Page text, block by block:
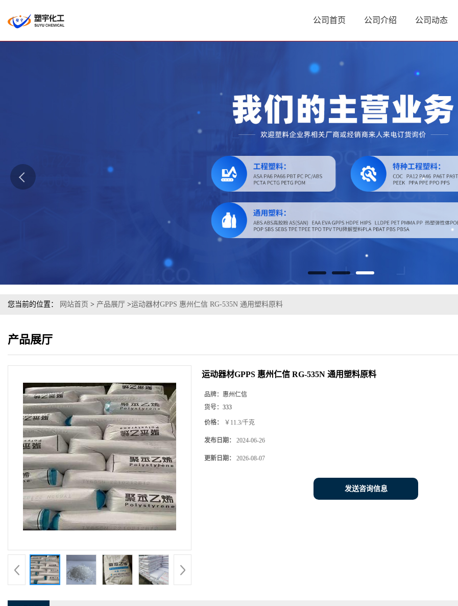
公司首页 公司介绍 公司动态
您当前的位置： 网站首页 > 产品展厅 >运动器材GPPS 惠州仁信 RG-535N 通用塑料原料
产品展厅
运动器材GPPS 惠州仁信 RG-535N 通用塑料原料
品牌： 惠州仁信
货号： 333
价格： ￥11.3/千克
发布日期： 2024-06-26
更新日期： 2026-08-07
发送咨询信息